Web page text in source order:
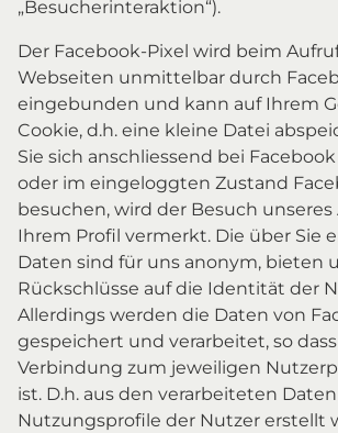
„Besucherinteraktion“).
Der Facebook-Pixel wird beim
Webseiten unmittelbar durch
eingebunden und kann auf Ihrem
Cookie, d.h. eine kleine Datei
Sie sich anschliessend bei
oder im eingeloggten Zustand
besuchen, wird der Besuch
Ihrem Profil vermerkt. Die über Sie
Daten sind für uns anonym, bieten
Rückschlüsse auf die Identität der
Allerdings werden die Daten von
gespeichert und verarbeitet, so
Verbindung zum jeweiligen
ist. D.h. aus den verarbeiteten
Nutzungsprofile der Nutzer erstellt